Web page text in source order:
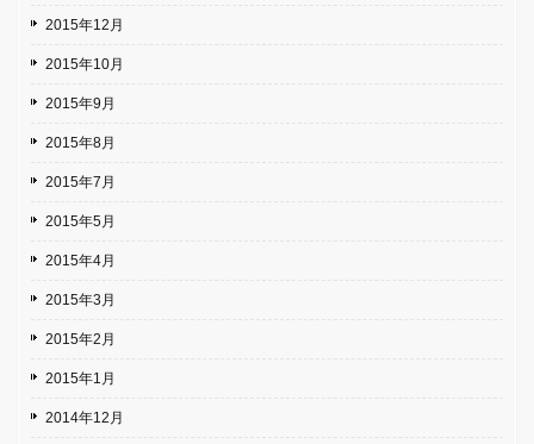
2015年12月
2015年10月
2015年9月
2015年8月
2015年7月
2015年5月
2015年4月
2015年3月
2015年2月
2015年1月
2014年12月